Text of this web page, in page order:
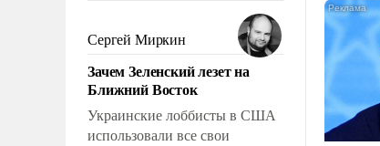
псевдонаучной фантастики,
стало всерьез обсуждаемой
идеей.
Сергей Миркин
Зачем Зеленский лезет на
Ближний Восток
Украинские лоббисты в США
использовали все свои